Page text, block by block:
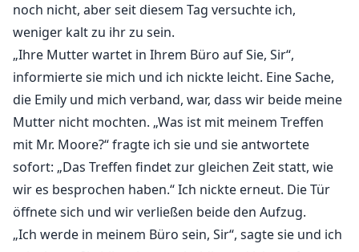
noch nicht, aber seit diesem Tag versuchte ich,
weniger kalt zu ihr zu sein.
„Ihre Mutter wartet in Ihrem Büro auf Sie, Sir“,
informierte sie mich und ich nickte leicht. Eine Sache,
die Emily und mich verband, war, dass wir beide meine
Mutter nicht mochten. „Was ist mit meinem Treffen
mit Mr. Moore?“ fragte ich sie und sie antwortete
sofort: „Das Treffen findet zur gleichen Zeit statt, wie
wir es besprochen haben.“ Ich nickte erneut. Die Tür
öffnete sich und wir verließen beide den Aufzug.
„Ich werde in meinem Büro sein, Sir“, sagte sie und ich